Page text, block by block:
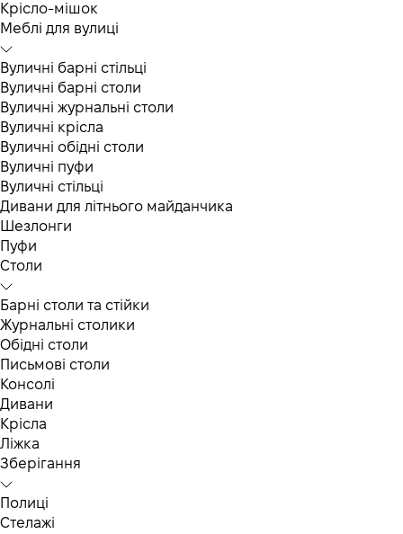
Крісло-мішок
Меблі для вулиці
Вуличні барні стільці
Вуличні барні столи
Вуличні журнальні столи
Вуличні крісла
Вуличні обідні столи
Вуличні пуфи
Вуличні стільці
Дивани для літнього майданчика
Шезлонги
Пуфи
Столи
Барні столи та стійки
Журнальні столики
Обідні столи
Письмові столи
Консолі
Дивани
Крісла
Ліжка
Зберігання
Полиці
Стелажі